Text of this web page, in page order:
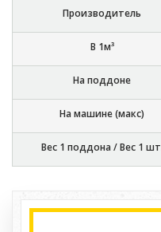
Производитель
В 1м³
На поддоне
На машине (макс)
Вес 1 поддона / Вес 1